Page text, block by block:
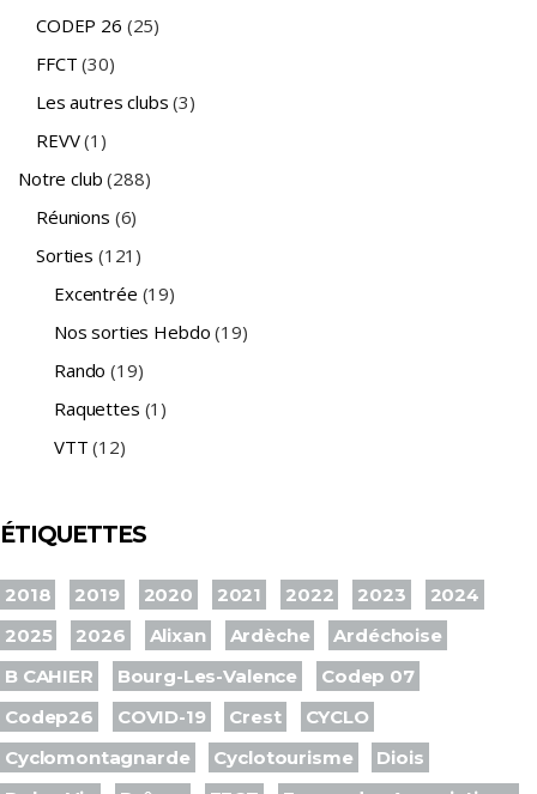
CODEP 26 (25)
FFCT (30)
Les autres clubs (3)
REVV(1)
Notre club (288)
Réunions (6)
Sorties (121)
Excentrée (19)
Nos sorties Hebdo (19)
Rando (19)
Raquettes (1)
VTT (12)
ÉTIQUETTES
2018 2019 2020 2021 2022 2023
2024
2025
2026 Alixan Ardèche
Ardéchoise
B CAHIER
Bourg-Les-Valence
Codep 07
Codep26
COVID-19 Crest
CYCLO
Cyclomontagnarde
Cyclotourisme
Diois